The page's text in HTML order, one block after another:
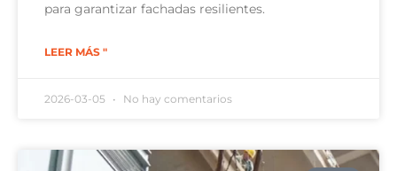
para garantizar fachadas resilientes.
LEER MÁS "
2026-03-05 No hay comentarios